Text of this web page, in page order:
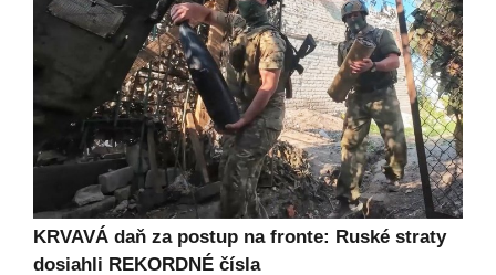
KRVAVÁ daň za postup na fronte: Ruské straty
dosiahli REKORDNÉ čísla